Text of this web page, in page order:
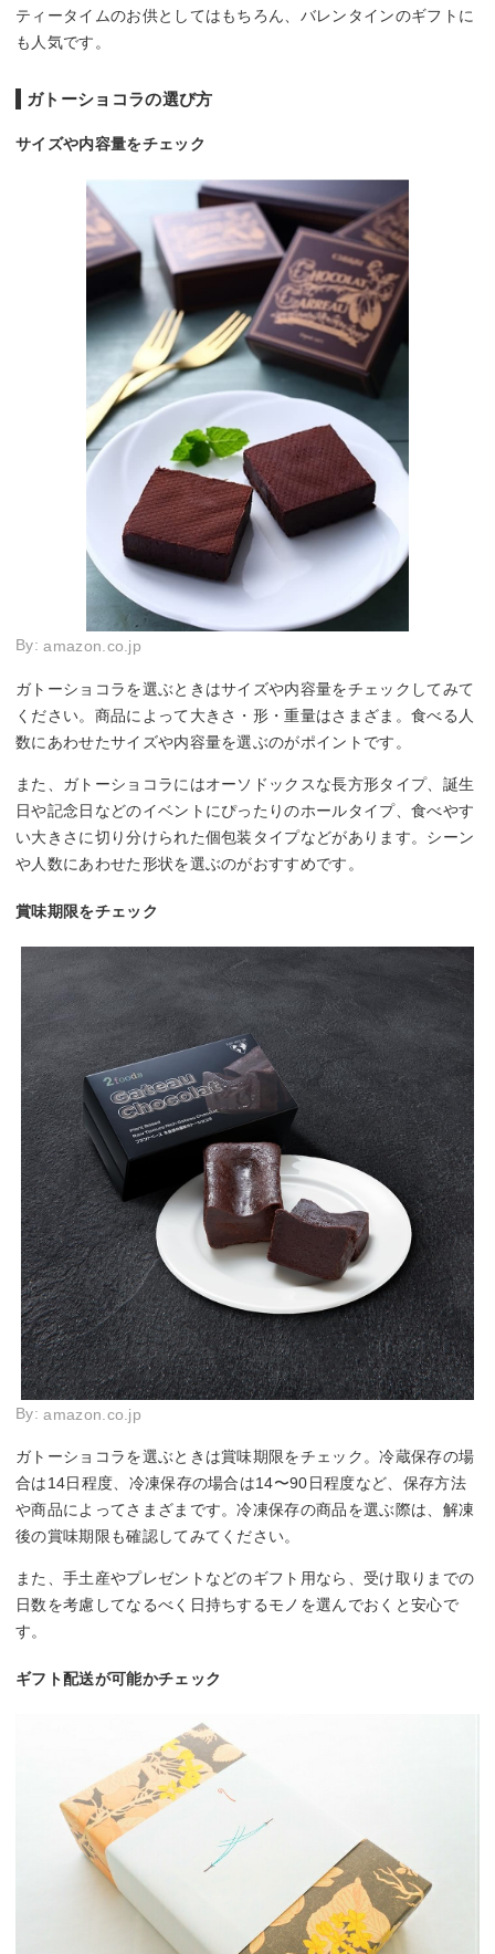
ティータイムのお供としてはもちろん、バレンタインのギフトに
も人気です。
ガトーショコラの選び方
サイズや内容量をチェック
By:amazon.co.jp
ガトーショコラを選ぶときはサイズや内容量をチェックしてみて
ください。商品によって大きさ・形・重量はさまざま。食べる人
数にあわせたサイズや内容量を選ぶのがポイントです。
また、ガトーショコラにはオーソドックスな長方形タイプ、誕生
日や記念日などのイベントにぴったりのホールタイプ、食べやす
い大きさに切り分けられた個包装タイプなどがあります。シーン
や人数にあわせた形状を選ぶのがおすすめです。
賞味期限をチェック
By:amazon.co.jp
ガトーショコラを選ぶときは賞味期限をチェック。冷蔵保存の場
合は14日程度、冷凍保存の場合は14〜90日程度など、保存方法
や商品によってさまざまです。冷凍保存の商品を選ぶ際は、解凍
後の賞味期限も確認してみてください。
また、手土産やプレゼントなどのギフト用なら、受け取りまでの
日数を考慮してなるべく日持ちするモノを選んでおくと安心で
す。
ギフト配送が可能かチェック